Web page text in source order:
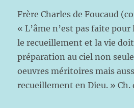
Frère Charles de Foucaud
« L’âme n’est pas faite
le recueillement et la vie
préparation au ciel non
oeuvres méritoires mais
recueillement en Dieu. » Ch.